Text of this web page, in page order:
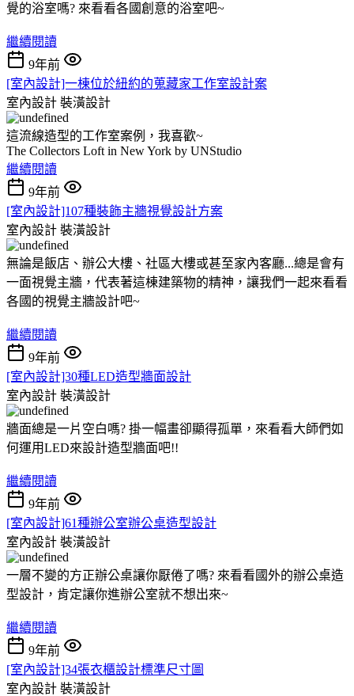
覺的浴室嗎? 來看看各國創意的浴室吧~
繼續閱讀
9年前
[室內設計]一棟位於紐約的蒐藏家工作室設計案
室內設計 裝潢設計
這流線造型的工作室案例，我喜歡~
The Collectors Loft in New York by UNStudio
繼續閱讀
9年前
[室內設計]107種裝飾主牆視覺設計方案
室內設計 裝潢設計
無論是飯店、辦公大樓、社區大樓或甚至家內客廳...總是會有
一面視覺主牆，代表著這棟建築物的精神，讓我們一起來看看
各國的視覺主牆設計吧~
繼續閱讀
9年前
[室內設計]30種LED造型牆面設計
室內設計 裝潢設計
牆面總是一片空白嗎? 掛一幅畫卻顯得孤單，來看看大師們如
何運用LED來設計造型牆面吧!!
繼續閱讀
9年前
[室內設計]61種辦公室辦公桌造型設計
室內設計 裝潢設計
一層不變的方正辦公桌讓你厭倦了嗎? 來看看國外的辦公桌造
型設計，肯定讓你進辦公室就不想出來~
繼續閱讀
9年前
[室內設計]34張衣櫃設計標準尺寸圖
室內設計 裝潢設計